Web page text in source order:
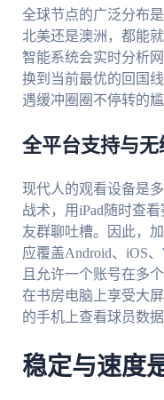
全球节点的广泛分布
北美还是澳洲，都能
智能系统会实时分析
换到当前最优的回国
遇缓冲圈圈不停转的尴
全平台支持与无
现代人的观看设备是
战术，用iPad随时查
友群聊吐槽。因此，
应覆盖Android、iOS
且允许一个账号在多
在书房电脑上享受大
的手机上查看球员数
稳定与速度